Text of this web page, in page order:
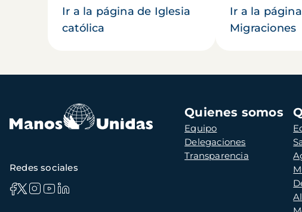
Ir a la página de Iglesia
católica
Ir a la
Migraciones
Navegación
principal
Quienes somos
Equipo
Delegaciones
Transparencia
Redes sociales